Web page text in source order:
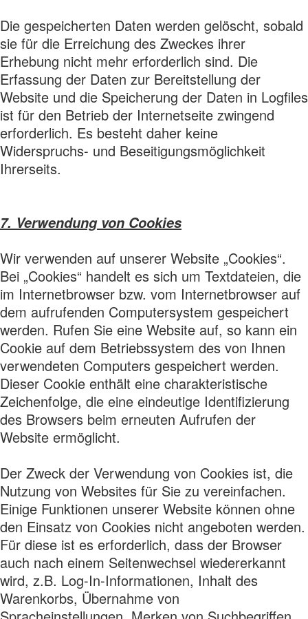
Die gespeicherten Daten werden gelöscht, sobald
sie für die Erreichung des Zweckes ihrer
Erhebung nicht mehr erforderlich sind. Die
Erfassung der Daten zur Bereitstellung der
Website und die Speicherung der Daten in Logfiles
ist für den Betrieb der Internetseite zwingend
erforderlich. Es besteht daher keine
Widerspruchs- und Beseitigungsmöglichkeit
Ihrerseits.
7. Verwendung von Cookies
Wir verwenden auf unserer Website „Cookies“.
Bei „Cookies“ handelt es sich um Textdateien, die
im Internetbrowser bzw. vom Internetbrowser auf
dem aufrufenden Computersystem gespeichert
werden. Rufen Sie eine Website auf, so kann ein
Cookie auf dem Betriebssystem des von Ihnen
verwendeten Computers gespeichert werden.
Dieser Cookie enthält eine charakteristische
Zeichenfolge, die eine eindeutige Identifizierung
des Browsers beim erneuten Aufrufen der
Website ermöglicht.
Der Zweck der Verwendung von Cookies ist, die
Nutzung von Websites für Sie zu vereinfachen.
Einige Funktionen unserer Website können ohne
den Einsatz von Cookies nicht angeboten werden.
Für diese ist es erforderlich, dass der Browser
auch nach einem Seitenwechsel wiedererkannt
wird, z.B. Log-In-Informationen, Inhalt des
Warenkorbs, Übernahme von